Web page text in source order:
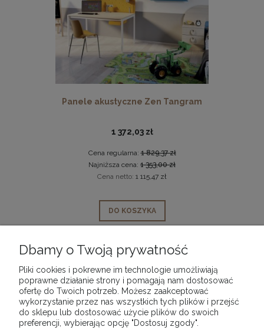
Panele akustyczne Zen Tangram
1 372,03 zł
Cena regularna:1 829,37 zł
Najniższa cena: 1 353,00 zł
Cena netto: 1 115,47 zł
DO KOSZYKA
POMOC
MOJE KONTO
Dbamy o Twoją prywatność
Pliki cookies i pokrewne im technologie umożliwiają
poprawne działanie strony i pomagają nam dostosować
ofertę do Twoich potrzeb. Możesz zaakceptować
wykorzystanie przez nas wszystkich tych plików i przejść
do sklepu lub dostosować użycie plików do swoich
preferencji, wybierając opcję "Dostosuj zgody".